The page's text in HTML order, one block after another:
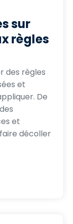
sur
règles
des règles
et
De
et
décoller